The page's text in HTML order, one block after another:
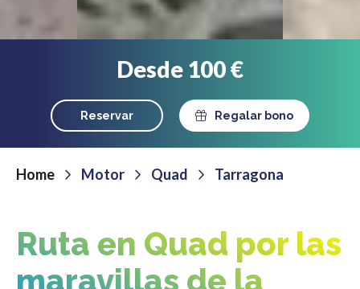
Desde 100 €
Reservar Regalar bono
Home Motor Quad Tarragona
Ruta en Quad por las
maravillas de la